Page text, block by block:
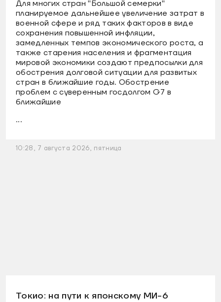
Для многих стран "Большой семерки"
планируемое дальнейшее увеличение затрат в
военной сфере и ряд таких факторов в виде
сохранения повышенной инфляции,
замедленных темпов экономического роста, а
также старения населения и фрагментация
мировой экономики создают предпосылки для
обострения долговой ситуации для развитых
стран в ближайшие годы. Обострение
проблем с суверенным госдолгом G7 в
ближайшие
...
10:28, 7 августа 2026, пятница
Токио: на пути к японскому МИ-6